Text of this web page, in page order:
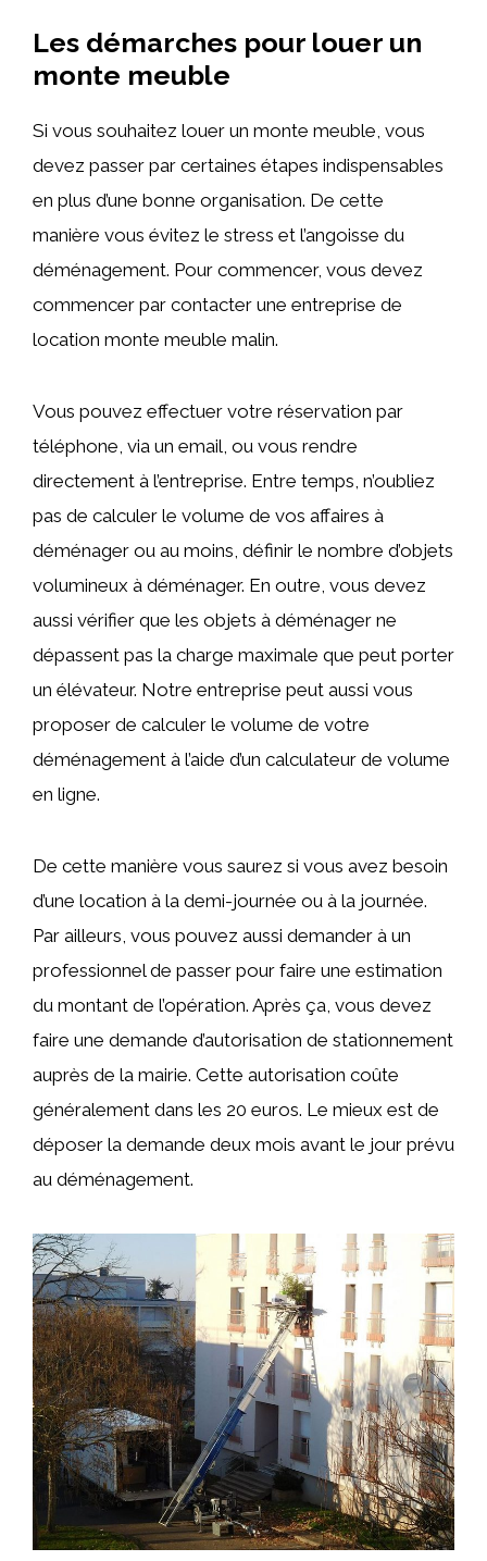
Les démarches pour louer un
monte meuble
Si vous souhaitez louer un monte meuble, vous
devez passer par certaines étapes indispensables
en plus d’une bonne organisation. De cette
manière vous évitez le stress et l’angoisse du
déménagement. Pour commencer, vous devez
commencer par contacter une entreprise de
location monte meuble malin.
Vous pouvez effectuer votre réservation par
téléphone, via un email, ou vous rendre
directement à l’entreprise. Entre temps, n’oubliez
pas de calculer le volume de vos affaires à
déménager ou au moins, définir le nombre d’objets
volumineux à déménager. En outre, vous devez
aussi vérifier que les objets à déménager ne
dépassent pas la charge maximale que peut porter
un élévateur. Notre entreprise peut aussi vous
proposer de calculer le volume de votre
déménagement à l’aide d’un calculateur de volume
en ligne.
De cette manière vous saurez si vous avez besoin
d’une location à la demi-journée ou à la journée.
Par ailleurs, vous pouvez aussi demander à un
professionnel de passer pour faire une estimation
du montant de l’opération. Après ça, vous devez
faire une demande d’autorisation de stationnement
auprès de la mairie. Cette autorisation coûte
généralement dans les 20 euros. Le mieux est de
déposer la demande deux mois avant le jour prévu
au déménagement.